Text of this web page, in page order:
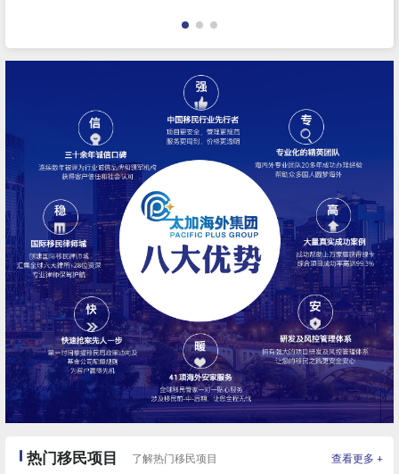
阿拉伯联合酋长国 巴拿马 格鲁吉亚
匈牙利
热门移民项目 了解热门移民项目 查看更多+